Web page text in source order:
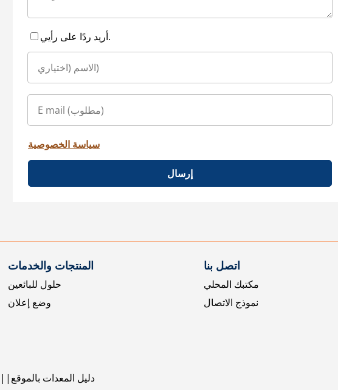
أريد ردًا على رأيي.
سياسة الخصوصية
إرسال
المنتجات والخدمات
حلول للبائعين
وضع إعلان
اتصل بنا
مكتبك المحلي
نموذج الاتصال
دليل المعدات بالموقع